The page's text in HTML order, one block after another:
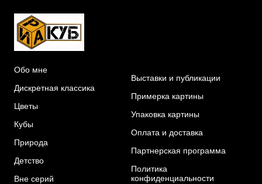
Обо мне
Дискретная классика
Цветы
Кубы
Природа
Детство
Вне серий
Выставки и публикации
Примерка картины
Упаковка картины
Оплата и доставка
Партнерская программа
Политика
конфиденциальности